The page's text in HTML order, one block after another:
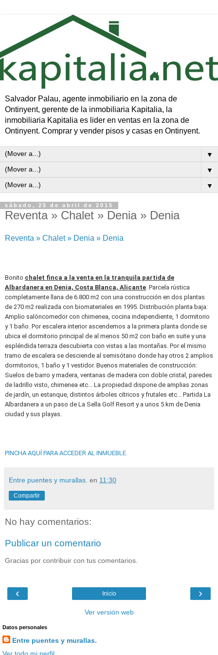
Salvador Palau, agente inmobiliario en la zona de
Ontinyent, gerente de la inmobiliaria Kapitalia, la
inmobiliaria Kapitalia es lider en ventas en la zona de
Ontinyent. Comprar y vender pisos y casas en Ontinyent.
▼
▼
▼
sábado, 25 de abril de 2015
Reventa » Chalet » Denia » Denia
Reventa » Chalet » Denia » Denia
Bonito chalet finca a la venta en la tranquila partida de
Albardanera en Denia, Costa Blanca, Alicante. Parcela rústica
completamente llana de 6.800 m2 con una construcción en dos plantas
de 270 m2 realizada con biomateriales en 1995. Distribución planta baja:
Amplio salóncomedor con chimenea, cocina independiente, 1 dormitorio
y 1 baño. Por escalera interior ascendemos a la primera planta donde se
ubica el dormitorio principal de al menos 50 m2 con baño en suite y una
espléndida terraza descubierta con vistas a las montañas. Por el mismo
tramo de escalera se desciende al semisótano donde hay otros 2 amplios
dormitorios, 1 baño y 1 vestidor. Buenos materiales de construcción:
Suelos de barro y madera, ventanas de madera con doble cristal, paredes
de ladrillo visto, chimenea etc... La propiedad dispone de amplias zonas
de jardín, un estanque, distintos árboles cítricos y frutales etc... Partida La
Albardanera a un paso de La Sella Golf Resort y a unos 5 km de Denia
ciudad y sus playas.
PINCHA AQUÍ PARA ACCEDER AL INMUEBLE.
Entre puentes y murallas. en 11:30
Compartir
No hay comentarios:
Publicar un comentario
Gracias por contribuir con tus comentarios.
‹ ›
Inicio
Ver versión web
Datos personales
Entre puentes y murallas.